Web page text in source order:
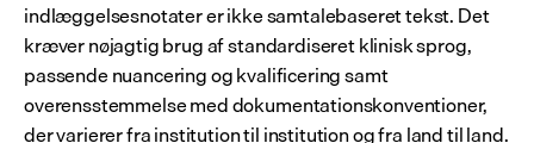
indlæggelsesnotater er ikke samtalebaseret tekst. Det
kræver nøjagtig brug af standardiseret klinisk sprog,
passende nuancering og kvalificering samt
overensstemmelse med dokumentationskonventioner,
der varierer fra institution til institution og fra land til land.